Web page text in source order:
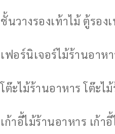
ชั้นวางรองเท้าไม้ ตู้รอง
เฟอร์นิเจอร์ไม้ร้านอาห
โต๊ะไม้ร้านอาหาร โต๊ะไ
เก้าอี้ไม้ร้านอาหาร เก้า